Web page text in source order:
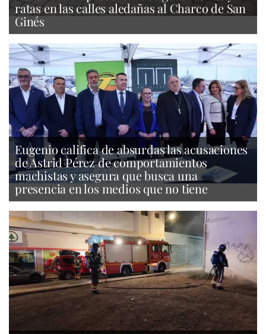
ratas en las calles aledañas al Charco de San
Ginés
Eugenio califica de absurdas las acusaciones
de Astrid Pérez de comportamientos
machistas y asegura que busca una
presencia en los medios que no tiene